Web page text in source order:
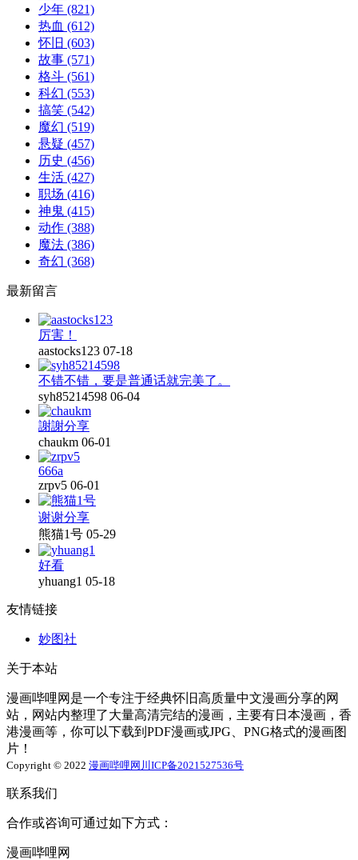
少年 (821)
热血 (612)
怀旧 (603)
故事 (571)
格斗 (561)
科幻 (553)
搞笑 (542)
魔幻 (519)
悬疑 (457)
历史 (456)
生活 (427)
职场 (416)
神鬼 (415)
动作 (388)
魔法 (386)
奇幻 (368)
最新留言
厉害！
aastocks123 07-18
不错不错，要是普通话就完美了。
syh85214598 06-04
謝謝分享
chaukm 06-01
666a
zrpv5 06-01
谢谢分享
熊猫1号 05-29
好看
yhuang1 05-18
友情链接
妙图社
关于本站
漫画哔哩网是一个专注于经典怀旧高质量中文漫画分享的网
站，网站内整理了大量高清完结的漫画，主要有日本漫画，香
港漫画等，你可以下载到PDF漫画或JPG、PNG格式的漫画图
片！
Copyright © 2022 漫画哔哩网 川ICP备2021527536号
联系我们
合作或咨询可通过如下方式：
漫画哔哩网